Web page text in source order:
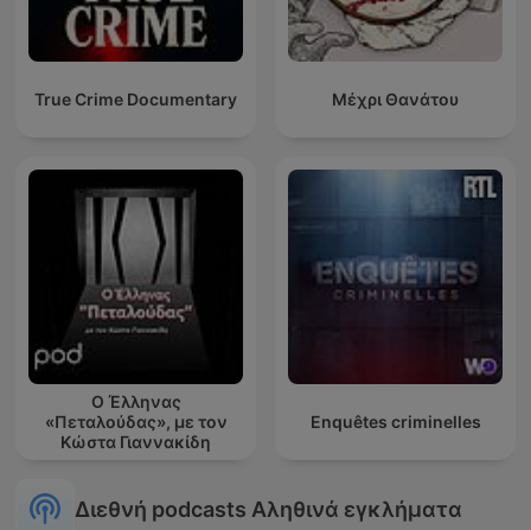
True Crime Documentary Μέχρι Θανάτου
Ο Έλληνας
«Πεταλούδας», με τον
Κώστα Γιαννακίδη
Enquêtes criminelles
Διεθνή podcasts Αληθινά εγκλήματα